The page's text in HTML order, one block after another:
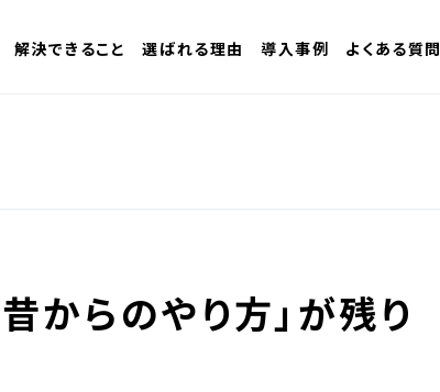
解決できること 選ばれる理由 導入事例 よくある質問
からのやり方」が残り